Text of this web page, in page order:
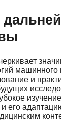
машинного
и
его